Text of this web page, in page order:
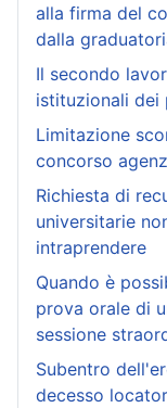
alla firma del
dalla
Il secondo
istituzionali dei
Limitazione
concorso
Richiesta di
universitarie
intraprendere
Quando è
prova orale di
sessione
Subentro
decesso